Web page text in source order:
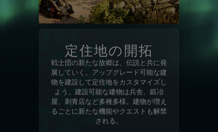
定住地の開拓
戦士団の新たな故郷は、伝説と共に発
展していく。アップグレード可能な建
物を建設して定住地をカスタマイズし
よう。建設可能な建物は兵舎、鍛冶
屋、刺青店など多種多様。建物が増え
るごとに新たな機能やクエストも解禁
される。